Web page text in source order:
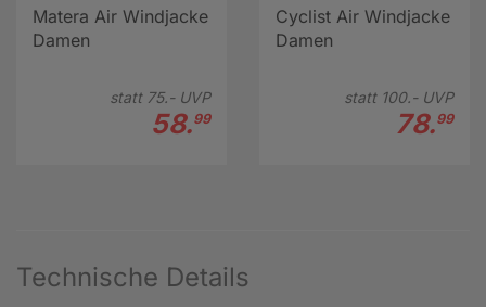
Matera Air Windjacke
Damen
statt 75.-UVP
58.99
Cyclist Air Windjacke
Damen
statt 100.-UVP
78.99
Technische Details